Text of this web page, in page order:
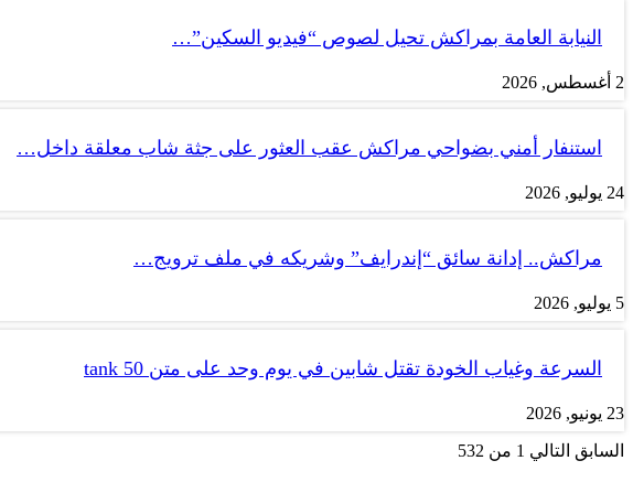
النيابة العامة بمراكش تحيل لصوص “فيديو السكين”…
2 أغسطس, 2026
استنفار أمني بضواحي مراكش عقب العثور على جثة شاب معلقة داخل…
24 يوليو, 2026
مراكش.. إدانة سائق “إندرايف” وشريكه في ملف ترويج…
5 يوليو, 2026
السرعة وغياب الخودة تقتل شابين في يوم وحد على متن tank 50
23 يونيو, 2026
السابق التالي 1 من 532